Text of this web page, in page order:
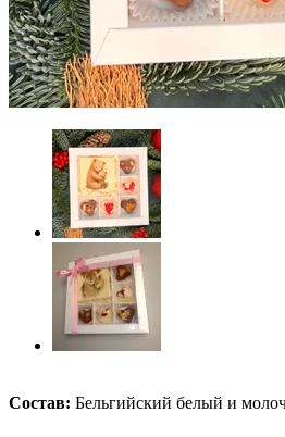
Состав: Бельгийский белый и